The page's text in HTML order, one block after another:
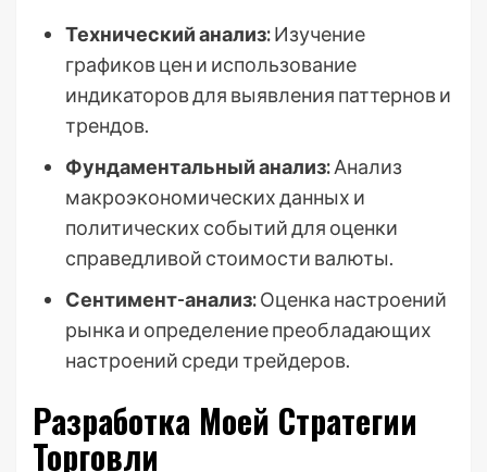
Технический анализ:Изучение
графиков цен и использование
индикаторов для выявления паттернов и
трендов.
Фундаментальный анализ:Анализ
макроэкономических данных и
политических событий для оценки
справедливой стоимости валюты.
Сентимент-анализ:Оценка настроений
рынка и определение преобладающих
настроений среди трейдеров.
Разработка Моей Стратегии
Торговли